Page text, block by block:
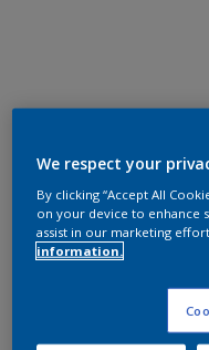
We respect your
By clicking “Accept All
on your device to enhance
assist in our marketing
information.